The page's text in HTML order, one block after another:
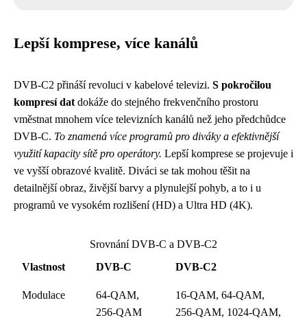
Lepší komprese, více kanálů
DVB-C2 přináší revoluci v kabelové televizi. S pokročilou
kompresí dat dokáže do stejného frekvenčního prostoru
vměstnat mnohem více televizních kanálů než jeho předchůdce
DVB-C. To znamená více programů pro diváky a efektivnější
využití kapacity sítě pro operátory. Lepší komprese se projevuje i
ve vyšší obrazové kvalitě. Diváci se tak mohou těšit na
detailnější obraz, živější barvy a plynulejší pohyb, a to i u
programů ve vysokém rozlišení (HD) a Ultra HD (4K).
Srovnání DVB-C a DVB-C2
Vlastnost
DVB-C DVB-C2
Modulace
64-QAM,
256-QAM
16-QAM, 64-QAM,
256-QAM, 1024-QAM,